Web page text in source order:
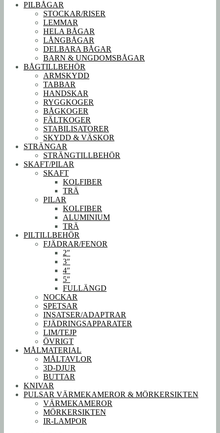
PILBÅGAR
STOCKAR/RISER
LEMMAR
HELA BÅGAR
LÅNGBÅGAR
DELBARA BÅGAR
BARN & UNGDOMSBÅGAR
BÅGTILLBEHÖR
ARMSKYDD
TABBAR
HANDSKAR
RYGGKOGER
BÅGKOGER
FÄLTKOGER
STABILISATORER
SKYDD & VÄSKOR
STRÄNGAR
STRÄNGTILLBEHÖR
SKAFT/PILAR
SKAFT
KOLFIBER
TRÄ
PILAR
KOLFIBER
ALUMINIUM
TRÄ
PILTILLBEHÖR
FJÄDRAR/FENOR
2″
3″
4″
5″
FULLÄNGD
NOCKAR
SPETSAR
INSATSER/ADAPTRAR
FJÄDRINGSAPPARATER
LIM/TEJP
ÖVRIGT
MÅLMATERIAL
MÅLTAVLOR
3D-DJUR
BUTTAR
KNIVAR
PULSAR VÄRMEKAMEROR & MÖRKERSIKTEN
VÄRMEKAMEROR
MÖRKERSIKTEN
IR-LAMPOR